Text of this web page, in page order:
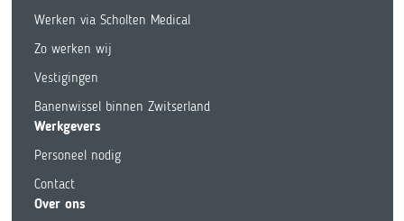
Werken via Scholten Medical
Zo werken wij
Vestigingen
Banenwissel binnen Zwitserland
Werkgevers
Personeel nodig
Contact
Over ons